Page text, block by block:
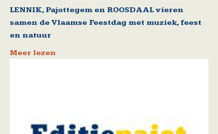
LENNIK, Pajottegem en ROOSDAAL vieren
samen de Vlaamse Feestdag met muziek, feest
en natuur
Meer lezen